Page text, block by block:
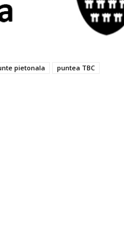
pietonala puntea TBC